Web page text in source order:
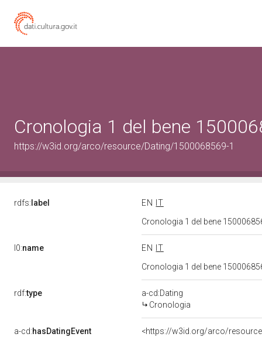
Cronologia 1 del bene
https://w3id.org/arco/resource/Dating/1500068569-1
rdfs: label EN
IT
Cronologia 1 del bene
l0:name EN
IT
Cronologia 1 del bene
rdf:type
a-cd:Dating
Cronologia
a-cd:hasDatingEvent
<https://w3id.org/arco/